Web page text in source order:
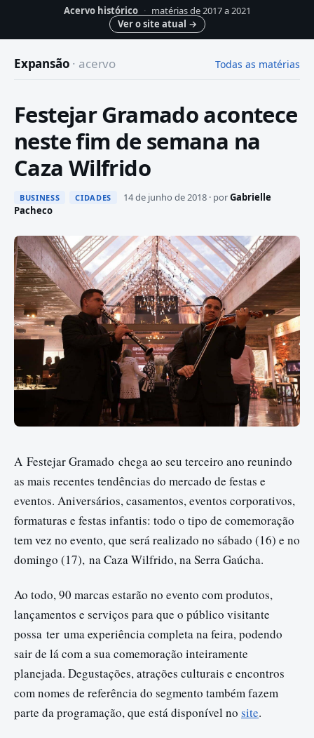
Acervo histórico · matérias de 2017 a 2021
Ver o site atual →
Expansão · acervo Todas as matérias
Festejar Gramado acontece
neste fim de semana na
Caza Wilfrido
BUSINESS CIDADES 14 de junho de 2018 · porGabrielle
Pacheco
A Festejar Gramado chega ao seu terceiro ano reunindo
as mais recentes tendências do mercado de festas e
eventos. Aniversários, casamentos, eventos corporativos,
formaturas e festas infantis: todo o tipo de comemoração
tem vez no evento, que será realizado no sábado (16) e no
domingo (17), na Caza Wilfrido, na Serra Gaúcha.
Ao todo, 90 marcas estarão no evento com produtos,
lançamentos e serviços para que o público visitante
possa ter uma experiência completa na feira, podendo
sair de lá com a sua comemoração inteiramente
planejada. Degustações, atrações culturais e encontros
com nomes de referência do segmento também fazem
parte da programação, que está disponível no site.